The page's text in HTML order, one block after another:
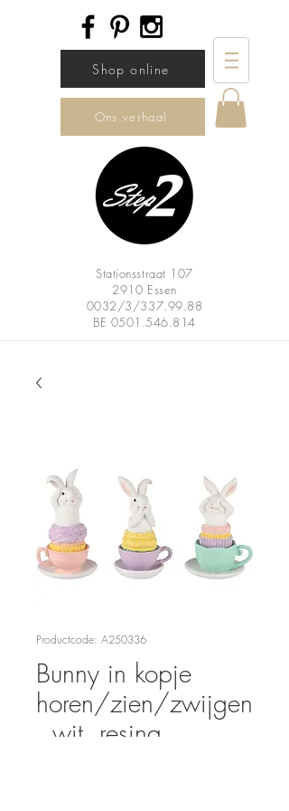
Shop online
Ons verhaal
Stationsstraat 107
2910 Essen
0032/3/337.99.88
BE 0501.546.814
Productcode: A250336
Bunny in kopje
horen/zien/zwijgen
, wit, resina,